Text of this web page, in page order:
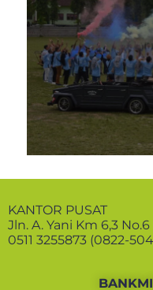
KANTOR PUSAT
Jln. A. Yani Km 6,3
0511 3255873 (0822-